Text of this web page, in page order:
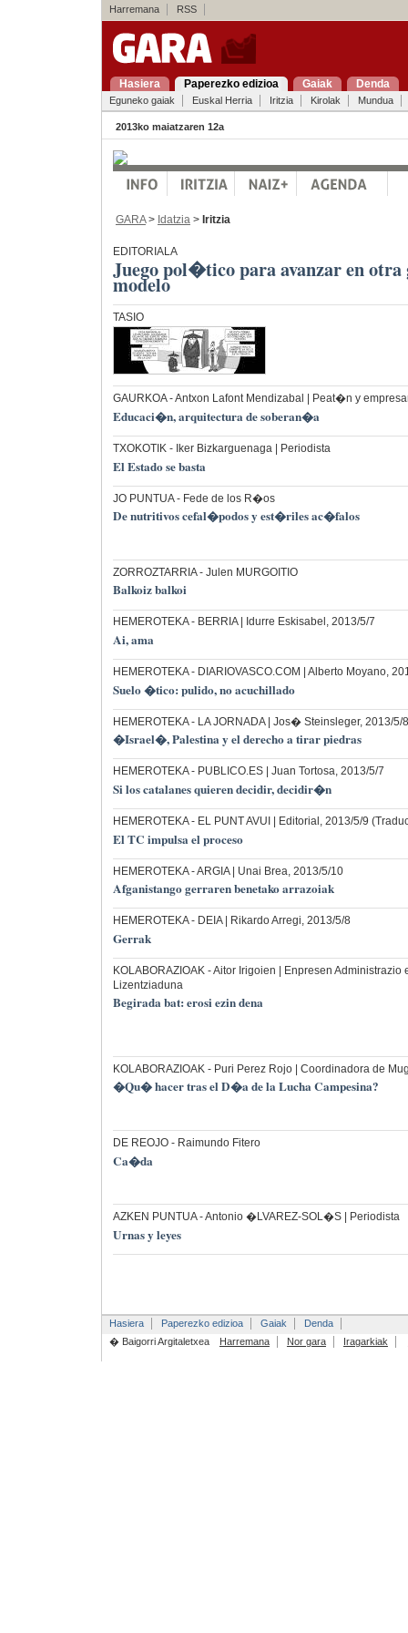
Harremana RSS
Hasiera Paperezko edizioa Gaiak Denda
Eguneko gaiak Euskal Herria Iritzia Kirolak Mundua
2013ko maiatzaren 12a
GARA> Idatzia > Iritzia
EDITORIALA
Juego pol�tico para avanzar en
modelo
TASIO
GAURKOA- Antxon Lafont Mendizabal | Peat�n y
Educaci�n, arquitectura de soberan�a
TXOKOTIK- Iker Bizkarguenaga | Periodista
El Estado se basta
JO PUNTUA- Fede de los R�os
De nutritivos cefal�podos y est�riles ac�falos
ZORROZTARRIA- Julen MURGOITIO
Balkoiz balkoi
HEMEROTEKA- BERRIA | Idurre Eskisabel, 2013/5/7
Ai, ama
HEMEROTEKA- DIARIOVASCO.COM | Alberto Moyano,
Suelo �tico: pulido, no acuchillado
HEMEROTEKA- LA JORNADA | Jos� Steinsleger, 2013/5/8
�Israel�, Palestina y el derecho a tirar piedras
HEMEROTEKA- PUBLICO.ES | Juan Tortosa, 2013/5/7
Si los catalanes quieren decidir, decidir�n
HEMEROTEKA- EL PUNT AVUI | Editorial, 2013/5/9
El TC impulsa el proceso
HEMEROTEKA- ARGIA | Unai Brea, 2013/5/10
Afganistango gerraren benetako arrazoiak
HEMEROTEKA- DEIA | Rikardo Arregi, 2013/5/8
Gerrak
KOLABORAZIOAK- Aitor Irigoien | Enpresen Administrazio
Lizentziaduna
Begirada bat: erosi ezin dena
KOLABORAZIOAK- Puri Perez Rojo | Coordinadora de
�Qu� hacer tras el D�a de la Lucha Campesina?
DE REOJO- Raimundo Fitero
Ca�da
AZKEN PUNTUA- Antonio �LVAREZ-SOL�S | Periodista
Urnas y leyes
Hasiera Paperezko edizioa Gaiak
Denda
� Baigorri Argitaletxea
Harremana Nor gara Iragarkiak